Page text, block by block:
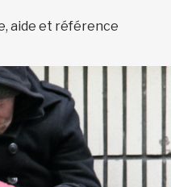
aide et référence